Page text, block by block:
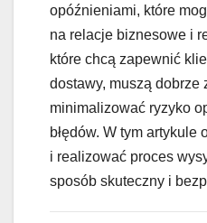
opóźnieniami, które
na relacje biznesowe i
które chcą zapewnić
dostawy, muszą dobrze
minimalizować ryzyko
błędów. W tym
i realizować proces
sposób skuteczny i